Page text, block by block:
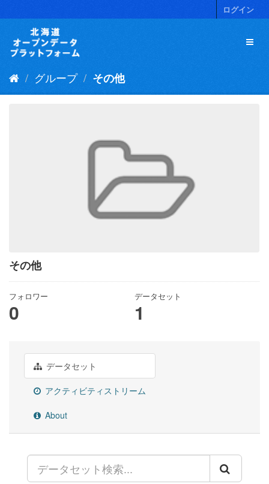
キ
ログイン
グループ その他
その他
フォロワー
0
データセット
1
データセット
アクティビティストリーム
About